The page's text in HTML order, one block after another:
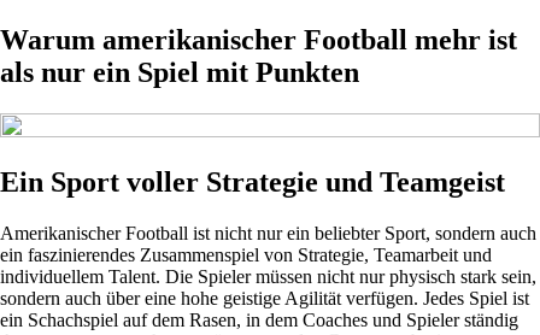
Warum amerikanischer Football mehr ist
als nur ein Spiel mit Punkten
Ein Sport voller Strategie und Teamgeist
Amerikanischer Football ist nicht nur ein beliebter Sport, sondern auch
ein faszinierendes Zusammenspiel von Strategie, Teamarbeit und
individuellem Talent. Die Spieler müssen nicht nur physisch stark sein,
sondern auch über eine hohe geistige Agilität verfügen. Jedes Spiel ist
ein Schachspiel auf dem Rasen, in dem Coaches und Spieler ständig